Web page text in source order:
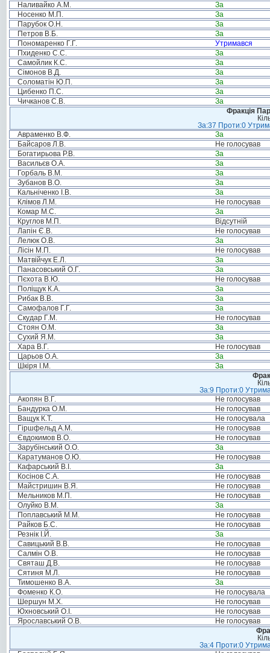
Наливайко А.М.
За
Носенко М.П.
За
Парубок О.Н.
За
Петров В.Б.
За
Пономаренко Г.Г.
Утримався
Пхиденко С.С.
За
Самойлик К.С.
За
Сімонов В.Д.
За
Соломатін Ю.П.
За
Цибенко П.С.
За
Чичканов С.В.
За
Фракція
За:37 Проти:0
Авраменко В.Ф.
За
Байсаров Л.В.
Не голосував
Богатирьова Р.В.
За
Васильєв О.А.
За
Горбаль В.М.
За
Зубанов В.О.
За
Кальніченко І.В.
За
Клімов Л.М.
Не голосував
Комар М.С.
За
Круглов М.П.
Відсутній
Лапін Є.В.
Не голосував
Лелюк О.В.
За
Лісін М.П.
Не голосував
Матвійчук Е.Л.
За
Панасовський О.Г.
За
Пєхота В.Ю.
Не голосував
Поліщук К.А.
За
Рибак В.В.
За
Самофалов Г.Г.
За
Скудар Г.М.
Не голосував
Стоян О.М.
За
Сухий Я.М.
За
Хара В.Г.
Не голосував
Царьов О.А.
За
Шкіря І.М.
За
За:9 Проти:0
Акопян В.Г.
Не голосував
Бандурка О.М.
Не голосував
Ващук К.Т.
Не голосувала
Гіршфельд А.М.
Не голосував
Євдокимов В.О.
Не голосував
Зарубінський О.О.
За
Каратуманов О.Ю.
Не голосував
Кафарський В.І.
За
Косінов С.А.
Не голосував
Майстришин В.Я.
Не голосував
Мельников М.П.
Не голосував
Олуйко В.М.
За
Поплавський М.М.
Не голосував
Райков Б.С.
Не голосував
Резнік І.Й.
За
Савицький В.В.
Не голосував
Салмін О.В.
Не голосував
Святаш Д.В.
Не голосував
Сятиня М.Л.
Не голосував
Тимошенко В.А.
За
Фоменко К.О.
Не голосувала
Шершун М.Х.
Не голосував
Юхновський О.І.
Не голосував
Ярославський О.В.
Не голосував
За:4 Проти:0